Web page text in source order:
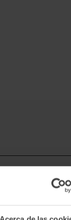
de vaca,
(Leche),
azucar, crema
E-202),